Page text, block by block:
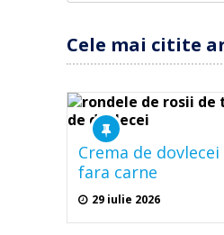
Cele mai citite
Crema de
fara carne
29 iulie 2026